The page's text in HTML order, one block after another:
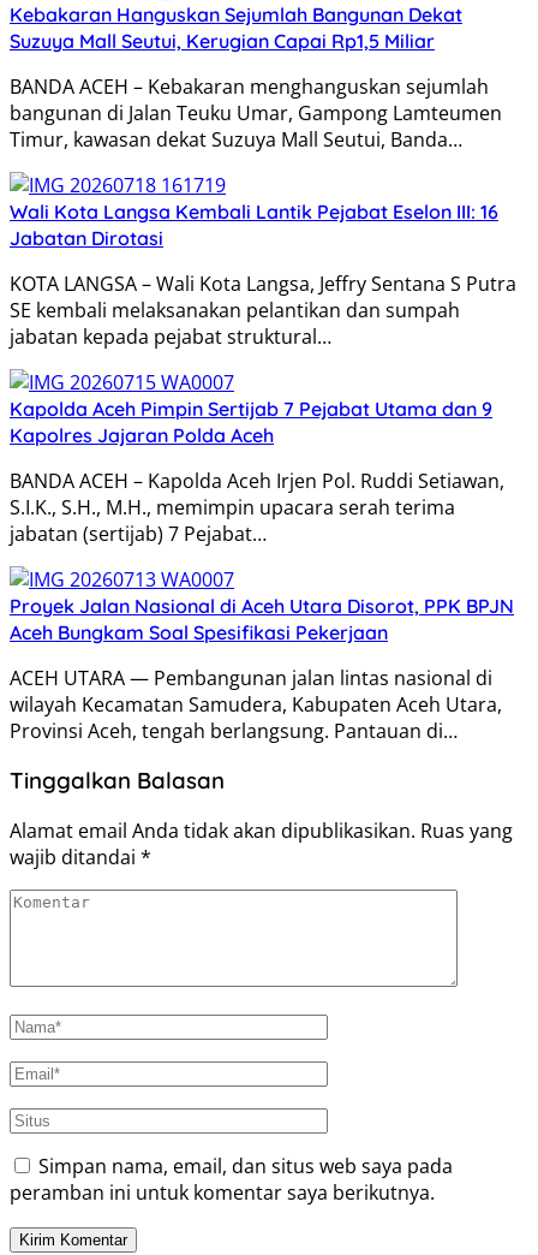
Kebakaran Hanguskan Sejumlah Bangunan Dekat
Suzuya Mall Seutui, Kerugian Capai Rp1,5 Miliar
BANDA ACEH – Kebakaran menghanguskan sejumlah
bangunan di Jalan Teuku Umar, Gampong Lamteumen
Timur, kawasan dekat Suzuya Mall Seutui, Banda…
Wali Kota Langsa Kembali Lantik Pejabat Eselon III: 16
Jabatan Dirotasi
KOTA LANGSA – Wali Kota Langsa, Jeffry Sentana S Putra
SE kembali melaksanakan pelantikan dan sumpah
jabatan kepada pejabat struktural…
Kapolda Aceh Pimpin Sertijab 7 Pejabat Utama dan 9
Kapolres Jajaran Polda Aceh
BANDA ACEH – Kapolda Aceh Irjen Pol. Ruddi Setiawan,
S.I.K., S.H., M.H., memimpin upacara serah terima
jabatan (sertijab) 7 Pejabat…
Proyek Jalan Nasional di Aceh Utara Disorot, PPK BPJN
Aceh Bungkam Soal Spesifikasi Pekerjaan
ACEH UTARA — Pembangunan jalan lintas nasional di
wilayah Kecamatan Samudera, Kabupaten Aceh Utara,
Provinsi Aceh, tengah berlangsung. Pantauan di…
Tinggalkan Balasan
Alamat email Anda tidak akan dipublikasikan. Ruas yang
wajib ditandai *
Simpan nama, email, dan situs web saya pada
peramban ini untuk komentar saya berikutnya.